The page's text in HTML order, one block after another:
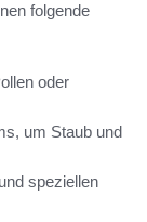
folgende
oder
um Staub und
speziellen